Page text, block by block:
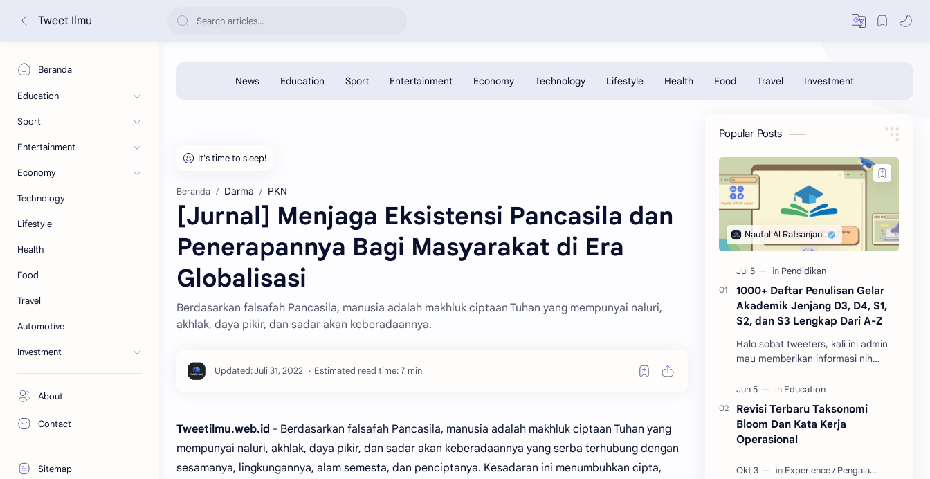
Tweet Ilmu
Beranda
Education
Sport
Entertainment
Economy
Technology
Lifestyle
Health
Food
Travel
Automotive
Investment
About
Contact
Sitemap
Beranda Darma PKN
[Jurnal] Menjaga Eksistensi Pancasila dan
Penerapannya Bagi Masyarakat di Era
Globalisasi
Berdasarkan falsafah Pancasila, manusia adalah makhluk ciptaan Tuhan yang mempunyai naluri,
akhlak, daya pikir, dan sadar akan keberadaannya.
Estimated read time: 7 min
Tweetilmu.web.id - Berdasarkan falsafah Pancasila, manusia adalah makhluk ciptaan Tuhan yang
mempunyai naluri, akhlak, daya pikir, dan sadar akan keberadaannya yang serba terhubung dengan
sesamanya, lingkungannya, alam semesta, dan penciptanya. Kesadaran ini menumbuhkan cipta,
Popular Posts
1000+ Daftar Penulisan Gelar
Akademik Jenjang D3, D4, S1,
S2, dan S3 Lengkap Dari A-Z
Halo sobat tweeters, kali ini admin
mau memberikan informasi nih
sesuai jenjang pendidikan dan
pastinya terupdate. …
Revisi Terbaru Taksonomi
Bloom Dan Kata Kerja
Operasional